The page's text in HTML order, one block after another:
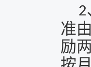
2
准
励